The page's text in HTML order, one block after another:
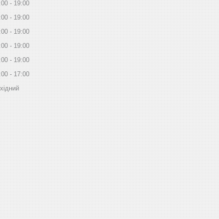
19:00
19:00
19:00
19:00
19:00
17:00